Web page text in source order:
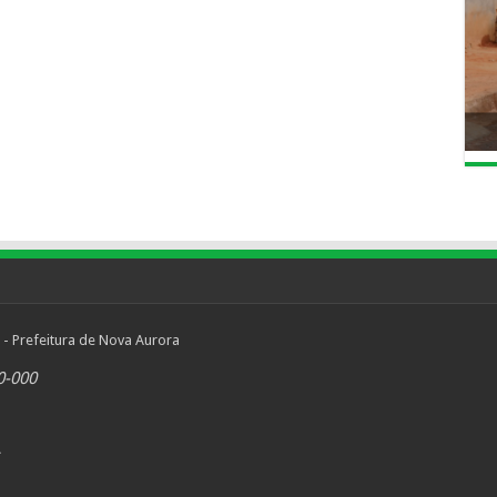
Prefeitura de Nova Aurora
000